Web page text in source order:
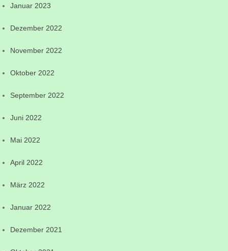
Januar 2023
Dezember 2022
November 2022
Oktober 2022
September 2022
Juni 2022
Mai 2022
April 2022
März 2022
Januar 2022
Dezember 2021